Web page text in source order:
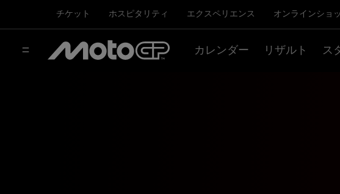
チケット ホスピタリティ エクスペリエンス オンラインショ
カレンダー リザルト ス